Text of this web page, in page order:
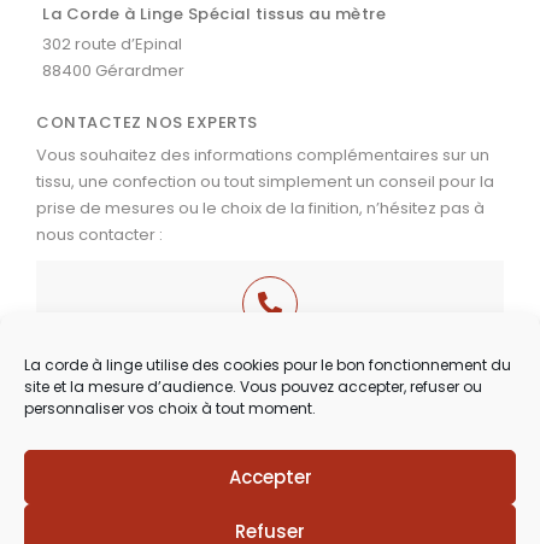
La corde à linge utilise des cookies pour le bon fonctionnement du
site et la mesure d’audience. Vous pouvez accepter, refuser ou
personnaliser vos choix à tout moment.
Accepter
Refuser
La Corde à Linge Spécial tissus au mètre
302 route d’Epinal
88400 Gérardmer
CONTACTEZ NOS EXPERTS
Vous souhaitez des informations complémentaires sur un
tissu, une confection ou tout simplement un conseil pour la
prise de mesures ou le choix de la finition, n’hésitez pas à
nous contacter :
03 29 60 49 17
Du Mardi au Samedi